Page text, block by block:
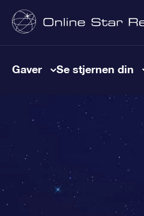
Gaver Se stjernen din